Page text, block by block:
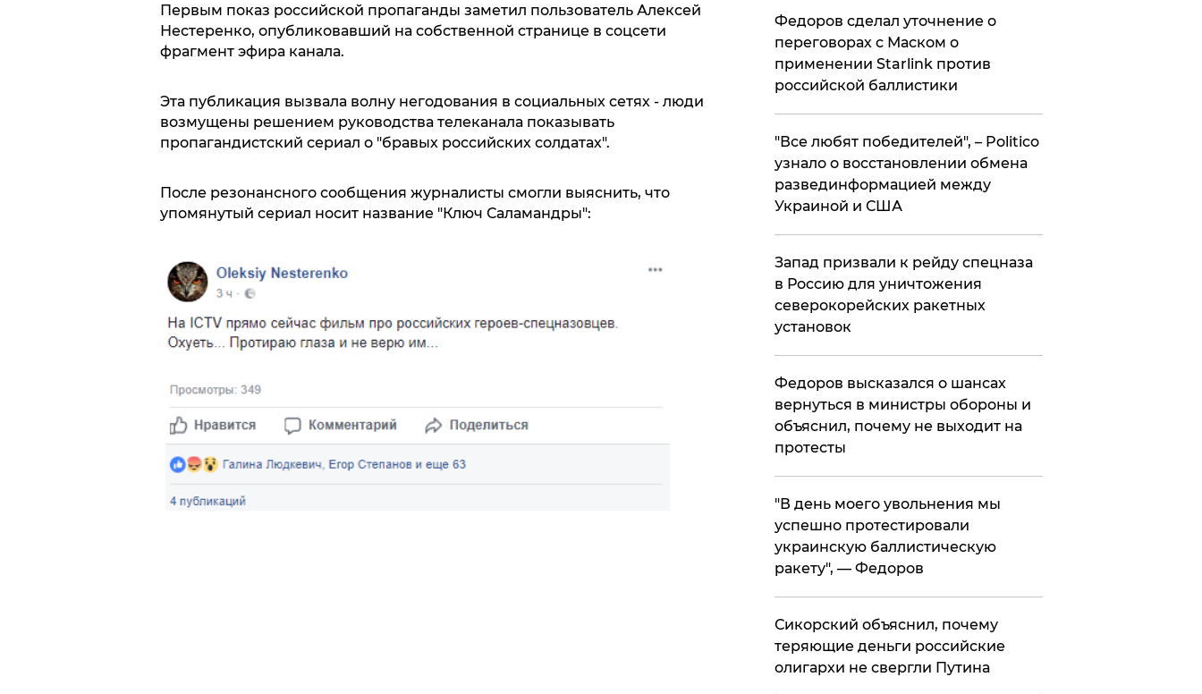
Первым показ российской пропаганды заметил пользователь Алексей
Нестеренко, опубликовавший на собственной странице в соцсети
фрагмент эфира канала.
Эта публикация вызвала волну негодования в социальных сетях - люди
возмущены решением руководства телеканала показывать
пропагандистский сериал о "бравых российских солдатах".
После резонансного сообщения журналисты смогли выяснить, что
упомянутый сериал носит название "Ключ Саламандры":
Федоров сделал уточнение о
переговорах с Маском о
применении Starlink против
российской баллистики
​"Все любят победителей", – Politico
узнало о восстановлении обмена
развединформацией между
Украиной и США
Запад призвали к рейду спецназа
в Россию для уничтожения
северокорейских ракетных
установок
Федоров высказался о шансах
вернуться в министры обороны и
объяснил, почему не выходит на
протесты
​"В день моего увольнения мы
успешно протестировали
украинскую баллистическую
ракету", — Федоров
Сикорский объяснил, почему
теряющие деньги российские
олигархи не свергли Путина